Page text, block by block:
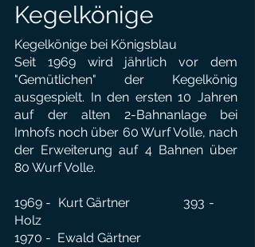
Kegelkönige
Kegelkönige bei Königsblau
Seit 1969 wird jährlich vor dem
"Gemütlichen" der Kegelkönig
ausgespielt. In den ersten 10 Jahren
auf der alten 2-Bahnanlage bei
Imhofs noch über 60 Wurf Volle, nach
der Erweiterung auf 4 Bahnen über
80 Wurf Volle.
1969 - Kurt Gärtner 393 -
Holz
1970 - Ewald Gärtner